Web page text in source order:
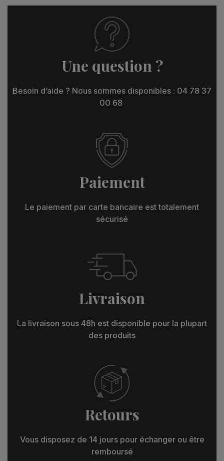
Une question ?
Besoin d’aide ? Nous sommes disponibles : 04 78 37
00 68
Paiement
Le paiement par carte bancaire est totalement
sécurisé
Livraison
La livraison sous 48h est disponible pour la plupart
des produits
Retours
Vous disposez de 14 jours pour échanger ou être
remboursé